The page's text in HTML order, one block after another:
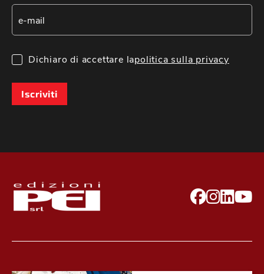
Dichiaro di accettare lapolitica sulla privacy
Iscriviti